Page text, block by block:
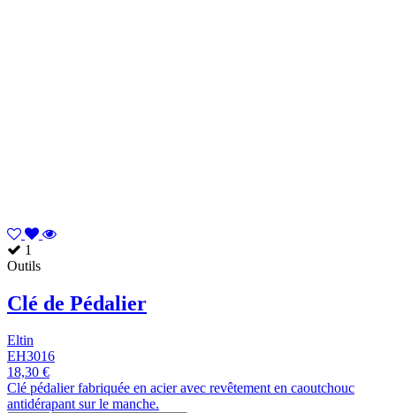
1
Outils
Clé de Pédalier
Eltin
EH3016
18,30 €
Clé pédalier fabriquée en acier avec revêtement en caoutchouc
antidérapant sur le manche.